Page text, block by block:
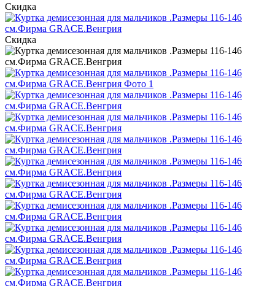
Скидка
Скидка